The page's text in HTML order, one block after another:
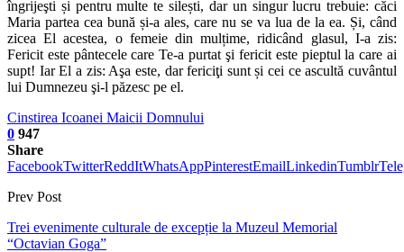
îngrijeşti și pentru multe te silești, dar un singur lucru trebuie: căci
Maria partea cea bună și-a ales, care nu se va lua de la ea. Și, când
zicea El acestea, o femeie din mulțime, ridicând glasul, I-a zis:
Fericit este pântecele care Te-a purtat şi fericit este pieptul la care ai
supt! Iar El a zis: Aşa este, dar fericiţi sunt și cei ce ascultă cuvântul
lui Dumnezeu şi-l păzesc pe el.
Cinstirea Icoanei Maicii Domnului
0 947
Share
FacebookTwitterReddItWhatsAppPinterestEmailLinkedinTumblr
Prev Post
Trei evenimente culturale de excepție la Muzeul Memorial
“Octavian Goga”